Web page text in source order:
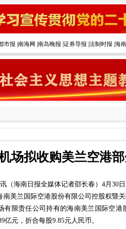
市报 南海网 南岛晚报 证券导报 法制时报 海
场拟收购美兰空港
海南日报全媒体记者邵长春）4月30
南美兰国际空港股份有限公司控股权暨
有限责任公司持有的海南美兰国际空港
亿元，折合每股9.85元人民币。